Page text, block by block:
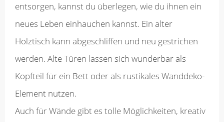
entsorgen, kannst du überlegen, wie du ihnen ein
neues Leben einhauchen kannst. Ein alter
Holztisch kann abgeschliffen und neu gestrichen
werden. Alte Türen lassen sich wunderbar als
Kopfteil für ein Bett oder als rustikales Wanddeko-
Element nutzen.
Auch für Wände gibt es tolle Möglichkeiten, kreativ